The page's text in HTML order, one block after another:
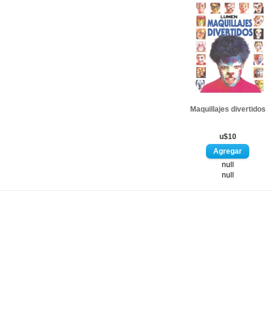
Maquillajes divertidos
u$10
null
null